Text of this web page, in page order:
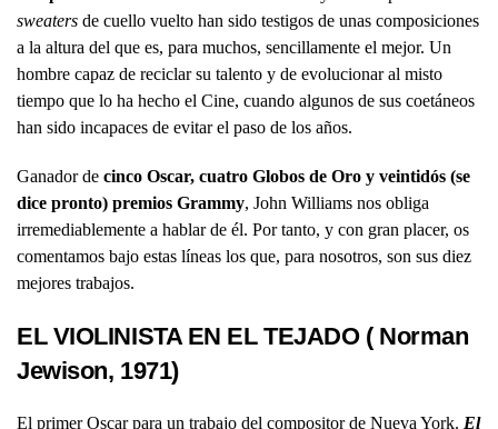
sweaters de cuello vuelto han sido testigos de unas composiciones
a la altura del que es, para muchos, sencillamente el mejor. Un
hombre capaz de reciclar su talento y de evolucionar al misto
tiempo que lo ha hecho el Cine, cuando algunos de sus coetáneos
han sido incapaces de evitar el paso de los años.
Ganador de cinco Oscar, cuatro Globos de Oro y veintidós (se
dice pronto) premios Grammy, John Williams nos obliga
irremediablemente a hablar de él. Por tanto, y con gran placer, os
comentamos bajo estas líneas los que, para nosotros, son sus diez
mejores trabajos.
EL VIOLINISTA EN EL TEJADO ( Norman
Jewison, 1971)
El primer Oscar para un trabajo del compositor de Nueva York. El